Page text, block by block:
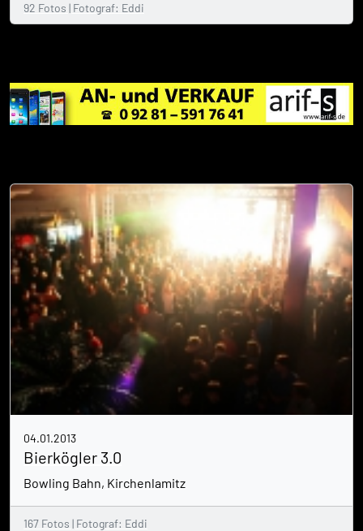
92 Fotos | Fotograf: Eddi
04.01.2013
Bierkögler 3.0
Bowling Bahn, Kirchenlamitz
167 Fotos | Fotograf: Eddi